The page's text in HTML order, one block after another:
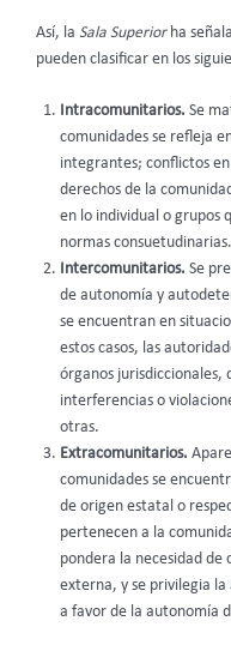
Así, la Sala Superiorha
pueden clasificar en los
Intracomunitarios. Se
comunidades se refleja
integrantes; conflictos
derechos de la
en lo individual o grupos
normas consuetudinarias.
Intercomunitarios. Se
de autonomía y
se encuentran en
estos casos, las
órganos jurisdiccionales,
interferencias o
otras.
Extracomunitarios.
comunidades se
de origen estatal o
pertenecen a la
pondera la necesidad
externa, y se privilegia la
a favor de la autonomía